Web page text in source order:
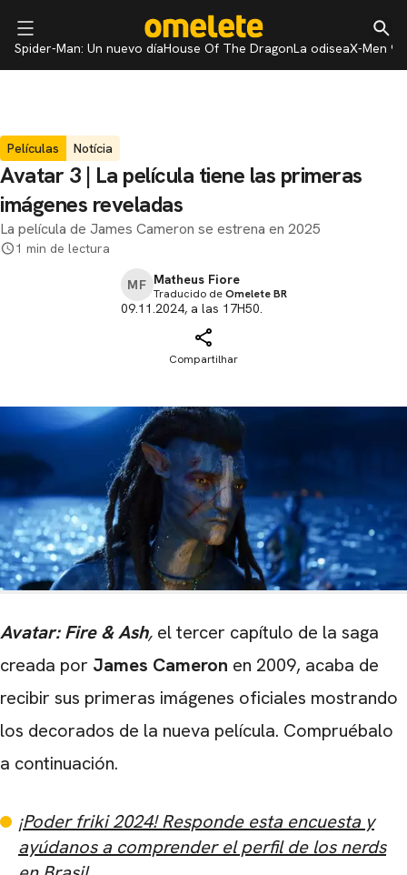
Spider-Man: Un nuevo díaHouse Of The DragonLa odiseaX-Men 97
Películas Notícia
Avatar 3 | La película tiene las primeras
imágenes reveladas
La película de James Cameron se estrena en 2025
1 min de lectura
MF Matheus Fiore
Traducido deOmelete BR
09.11.2024, a las 17H50.
Compartilhar
Avatar: Fire & Ash, el tercer capítulo de la saga
creada por James Cameron en 2009, acaba de
recibir sus primeras imágenes oficiales mostrando
los decorados de la nueva película. Compruébalo
a continuación.
¡Poder friki 2024! Responde esta encuesta y
ayúdanos a comprender el perfil de los nerds